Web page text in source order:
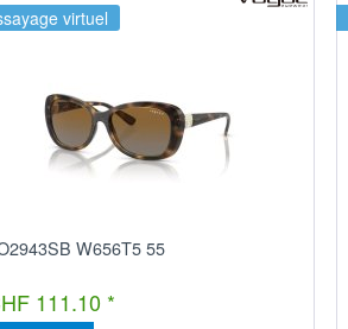
virtuel
W656T5 55
111.10 *